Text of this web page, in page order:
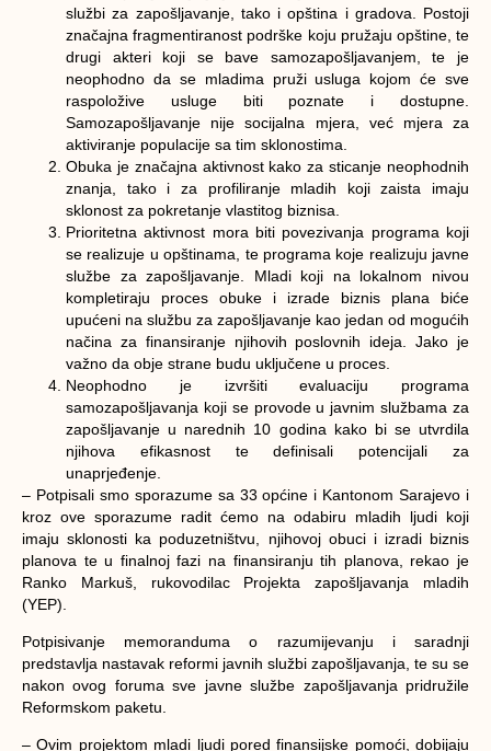
službi za zapošljavanje, tako i opština i gradova. Postoji
značajna fragmentiranost podrške koju pružaju opštine, te
drugi akteri koji se bave samozapošljavanjem, te je
neophodno da se mladima pruži usluga kojom će sve
raspoložive usluge biti poznate i dostupne.
Samozapošljavanje nije socijalna mjera, već mjera za
aktiviranje populacije sa tim sklonostima.
Obuka je značajna aktivnost kako za sticanje neophodnih
znanja, tako i za profiliranje mladih koji zaista imaju
sklonost za pokretanje vlastitog biznisa.
Prioritetna aktivnost mora biti povezivanja programa koji
se realizuje u opštinama, te programa koje realizuju javne
službe za zapošljavanje. Mladi koji na lokalnom nivou
kompletiraju proces obuke i izrade biznis plana biće
upućeni na službu za zapošljavanje kao jedan od mogućih
načina za finansiranje njihovih poslovnih ideja. Jako je
važno da obje strane budu uključene u proces.
Neophodno je izvršiti evaluaciju programa
samozapošljavanja koji se provode u javnim službama za
zapošljavanje u narednih 10 godina kako bi se utvrdila
njihova efikasnost te definisali potencijali za
unaprjeđenje.
– Potpisali smo sporazume sa 33 općine i Kantonom Sarajevo i
kroz ove sporazume radit ćemo na odabiru mladih ljudi koji
imaju sklonosti ka poduzetništvu, njihovoj obuci i izradi biznis
planova te u finalnoj fazi na finansiranju tih planova, rekao je
Ranko Markuš, rukovodilac Projekta zapošljavanja mladih
(YEP).
Potpisivanje memoranduma o razumijevanju i saradnji
predstavlja nastavak reformi javnih službi zapošljavanja, te su se
nakon ovog foruma sve javne službe zapošljavanja pridružile
Reformskom paketu.
– Ovim projektom mladi ljudi pored finansijske pomoći, dobijaju